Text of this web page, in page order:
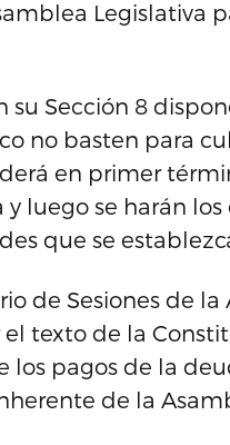
Legislativa
Sección 8
no basten para
en primer
luego se harán
que se
de Sesiones de
texto de la
los pagos de la
de la